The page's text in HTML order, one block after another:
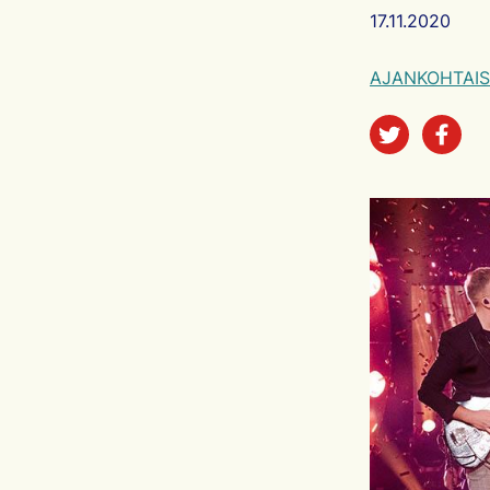
Artikkelin
17.11.2020
Jaa